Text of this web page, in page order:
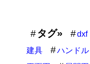
タグ» dxf
建具
ハンドル